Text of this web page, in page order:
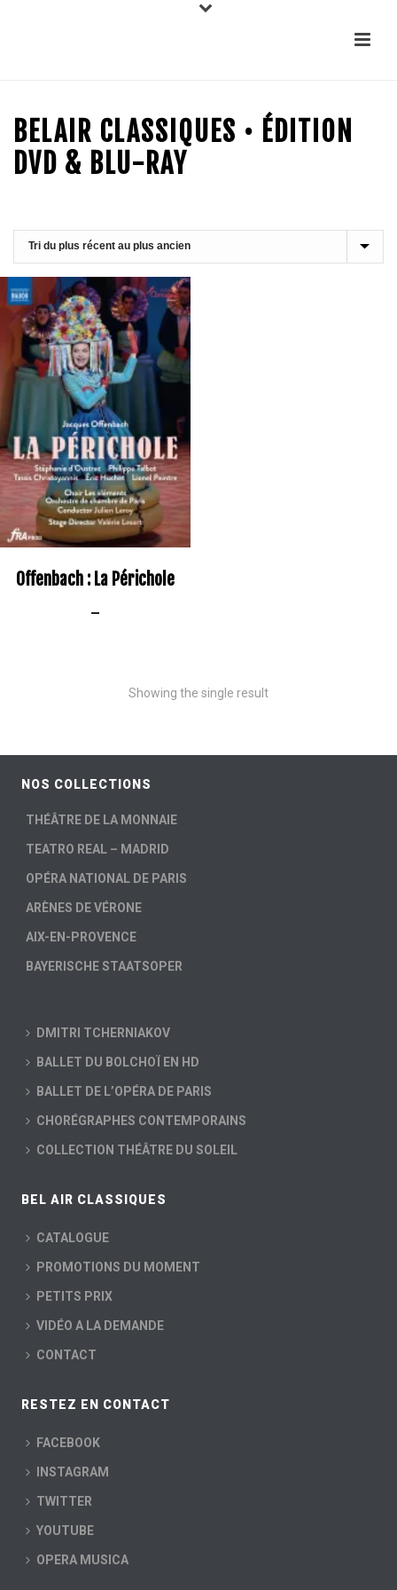
BELAIR CLASSIQUES • ÉDITION
DVD & BLU-RAY
Offenbach : La Périchole
–
Showing the single result
NOS COLLECTIONS
THÉÂTRE DE LA MONNAIE
TEATRO REAL – MADRID
OPÉRA NATIONAL DE PARIS
ARÈNES DE VÉRONE
AIX-EN-PROVENCE
BAYERISCHE STAATSOPER
DMITRI TCHERNIAKOV
BALLET DU BOLCHOÏ EN HD
BALLET DE L’OPÉRA DE PARIS
CHORÉGRAPHES CONTEMPORAINS
COLLECTION THÉÂTRE DU SOLEIL
BEL AIR CLASSIQUES
CATALOGUE
PROMOTIONS DU MOMENT
PETITS PRIX
VIDÉO A LA DEMANDE
CONTACT
RESTEZ EN CONTACT
FACEBOOK
INSTAGRAM
TWITTER
YOUTUBE
OPERA MUSICA